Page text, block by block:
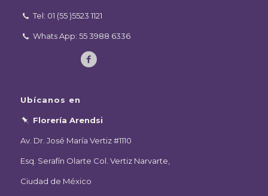
Tel: 01 (55 )5523 1121
Whats App: 55 3988 6336
Ubícanos en
Florería Arendsi
Av. Dr. José María Vertiz #1110
Esq. Serafín Olarte Col. Vertiz Narvarte,
Ciudad de México